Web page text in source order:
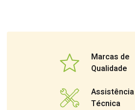
Marcas de
Qualidade
Assistência
Técnica